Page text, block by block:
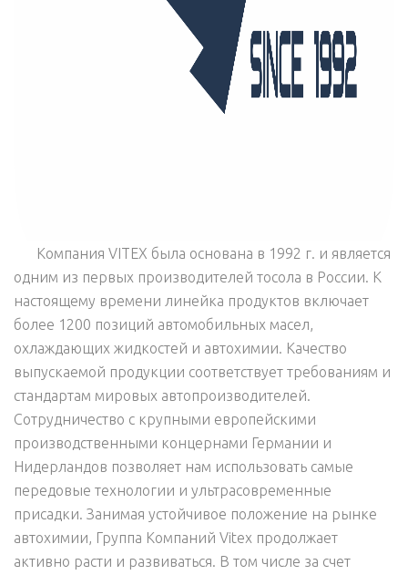
Компания VITEX была основана в 1992 г. и является
одним из первых производителей тосола в России. К
настоящему времени линейка продуктов включает
более 1200 позиций автомобильных масел,
охлаждающих жидкостей и автохимии. Качество
выпускаемой продукции соответствует требованиям и
стандартам мировых автопроизводителей.
Сотрудничество с крупными европейскими
производственными концернами Германии и
Нидерландов позволяет нам использовать самые
передовые технологии и ультрасовременные
присадки. Занимая устойчивое положение на рынке
автохимии, Группа Компаний Vitex продолжает
активно расти и развиваться. В том числе за счет